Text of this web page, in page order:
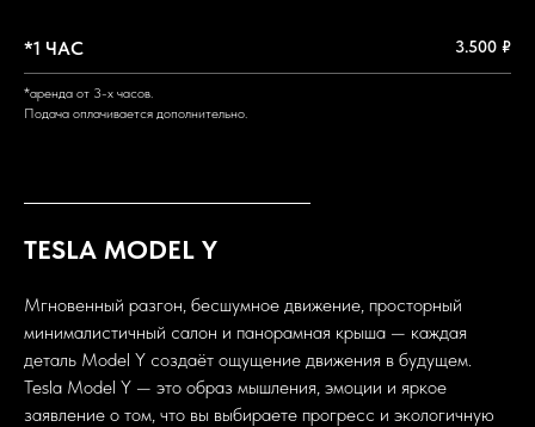
*1 ЧАС 3.500 ₽
*аренда от 3-х часов.
Подача оплачивается дополнительно.
TESLA MODEL Y
Мгновенный разгон, бесшумное движение, просторный
минималистичный салон и панорамная крыша — каждая
деталь Model Y создаёт ощущение движения в будущем.
Tesla Model Y — это образ мышления, эмоции и яркое
заявление о том, что вы выбираете прогресс и экологичную